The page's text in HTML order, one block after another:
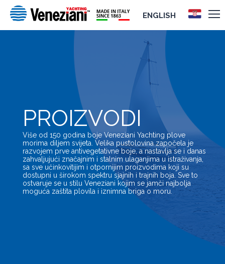
ENGLISH
PROIZVODI
Više od 150 godina boje Veneziani Yachting plove
morima diljem svijeta. Velika pustolovina započela je
razvojem prve antivegetativne boje, a nastavlja se i danas
zahvaljujući značajnim i stalnim ulaganjima u istraživanja,
sa sve učinkovitijim i otpornijim proizvodima koji su
dostupni u širokom spektru sjajnih i trajnih boja. Sve to
ostvaruje se u stilu Veneziani kojim se jamči najbolja
moguća zaštita plovila i iznimna briga o moru.